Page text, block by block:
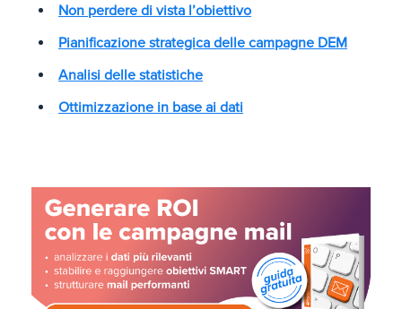
Non perdere di vista l’obiettivo
Pianificazione strategica delle campagne DEM
Analisi delle statistiche
Ottimizzazione in base ai dati